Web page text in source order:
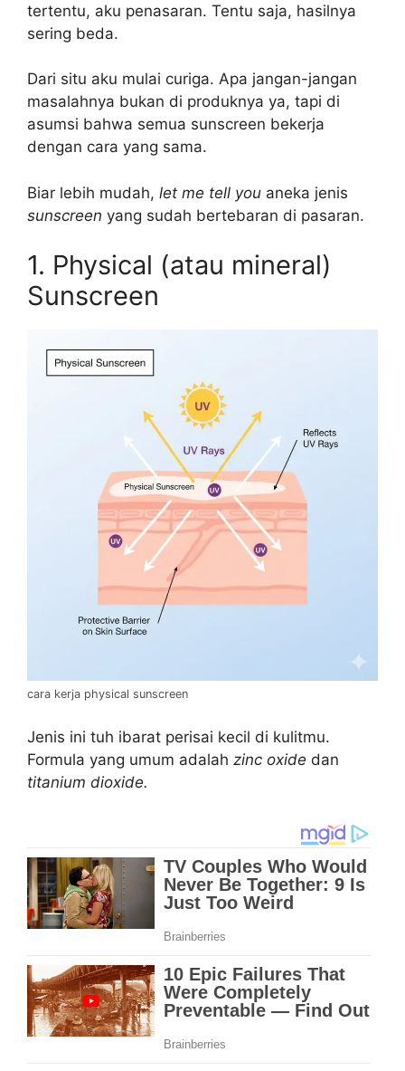
tertentu, aku penasaran. Tentu saja, hasilnya
sering beda.
Dari situ aku mulai curiga. Apa jangan-jangan
masalahnya bukan di produknya ya, tapi di
asumsi bahwa semua sunscreen bekerja
dengan cara yang sama.
Biar lebih mudah, let me tell you aneka jenis
sunscreen yang sudah bertebaran di pasaran.
1. Physical (atau mineral)
Sunscreen
cara kerja physical sunscreen
Jenis ini tuh ibarat perisai kecil di kulitmu.
Formula yang umum adalah zinc oxide dan
titanium dioxide.